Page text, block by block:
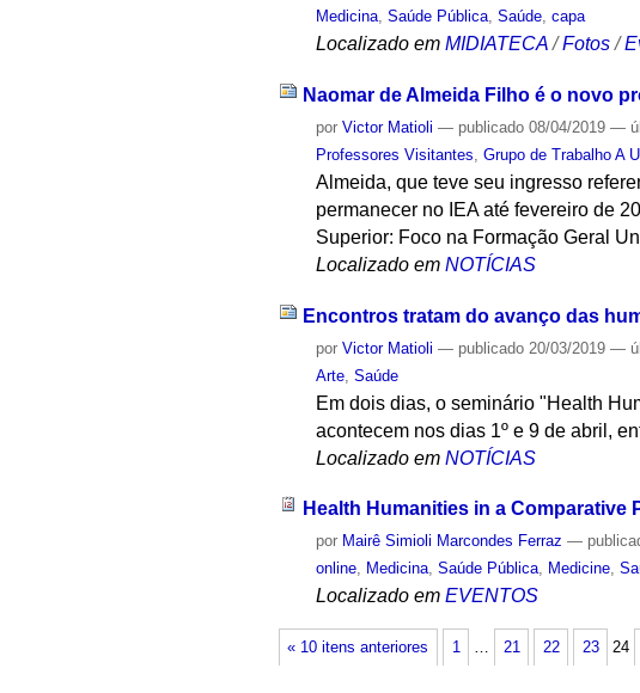
Medicina,Saúde Pública,Saúde,capa
Localizado em MIDIATECA /Fotos /
Naomar de Almeida Filho é o novo
porVictor Matioli — publicado 08/04/2019—
Professores Visitantes ,Grupo de Trabalho A
Almeida, que teve seu ingresso
permanecer no IEA até fevereiro de
Superior: Foco na Formação Geral
Localizado em NOTÍCIAS
Encontros tratam do avanço das
porVictor Matioli — publicado 20/03/2019—
Arte ,Saúde
Em dois dias, o seminário "Health
acontecem nos dias 1º e 9 de abril,
Localizado em NOTÍCIAS
Health Humanities in a Comparative
por Mairê Simioli Marcondes Ferraz —
online, Medicina,Saúde Pública, Medicine,
Localizado em EVENTOS
« 10 itens anteriores 1 21 22 23 24